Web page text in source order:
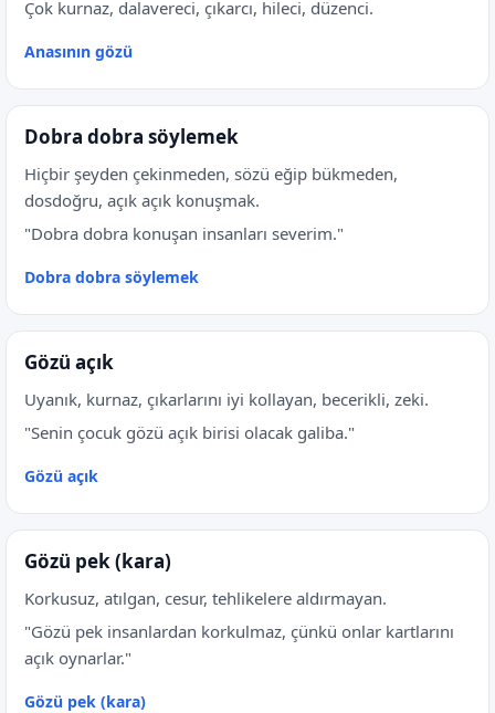
Çok kurnaz, dalavereci, çıkarcı, hileci, düzenci.
Anasının gözü
Dobra dobra söylemek
Hiçbir şeyden çekinmeden, sözü eğip bükmeden,
dosdoğru, açık açık konuşmak.
"Dobra dobra konuşan insanları severim."
Dobra dobra söylemek
Gözü açık
Uyanık, kurnaz, çıkarlarını iyi kollayan, becerikli, zeki.
"Senin çocuk gözü açık birisi olacak galiba."
Gözü açık
Gözü pek (kara)
Korkusuz, atılgan, cesur, tehlikelere aldırmayan.
"Gözü pek insanlardan korkulmaz, çünkü onlar kartlarını
açık oynarlar."
Gözü pek (kara)